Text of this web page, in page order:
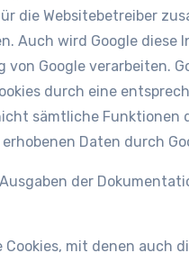
die Websitebetreiber
Auch wird Google
Google verarbeiten.
durch eine
sämtliche
Daten durch
der
mit denen auch